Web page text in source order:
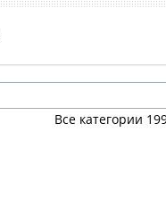
Все категории